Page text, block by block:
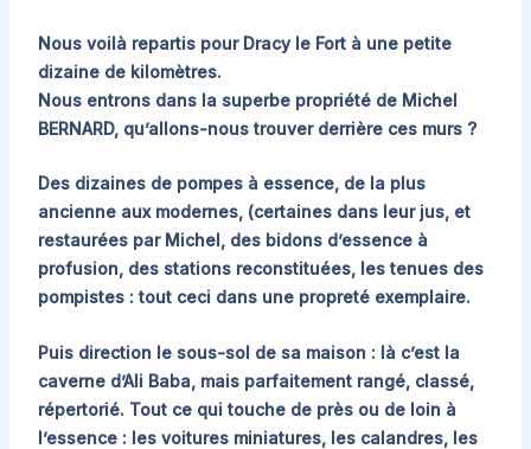
Nous voilà repartis pour Dracy le Fort à une petite
dizaine de kilomètres.
Nous entrons dans la superbe propriété de Michel
BERNARD, qu’allons-nous trouver derrière ces murs ?
Des dizaines de pompes à essence, de la plus
ancienne aux modernes, (certaines dans leur jus, et
restaurées par Michel, des bidons d’essence à
profusion, des stations reconstituées, les tenues des
pompistes : tout ceci dans une propreté exemplaire.
Puis direction le sous-sol de sa maison : là c’est la
caverne d’Ali Baba, mais parfaitement rangé, classé,
répertorié. Tout ce qui touche de près ou de loin à
l’essence : les voitures miniatures, les calandres, les